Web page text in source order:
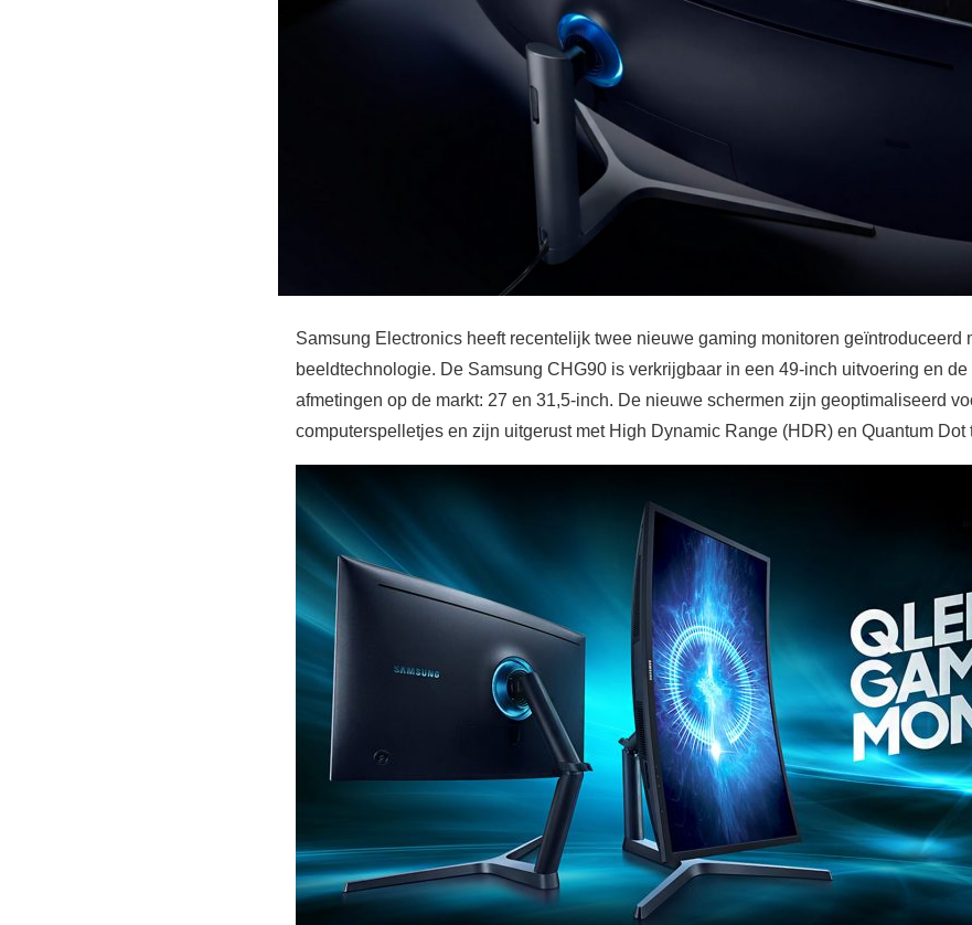
Samsung Electronics heeft recentelijk twee nieuwe gaming monitoren geïntroduceerd
beeldtechnologie. De Samsung CHG90 is verkrijgbaar in een 49-inch uitvoering en
afmetingen op de markt: 27 en 31,5-inch. De nieuwe schermen zijn geoptimaliseerd
computerspelletjes en zijn uitgerust met High Dynamic Range (HDR) en Quantum Dot